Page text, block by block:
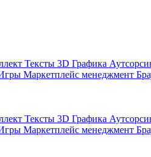
Тексты 3D Графика
Маркетплейс менеджмент
Тексты 3D Графика
Маркетплейс менеджмент